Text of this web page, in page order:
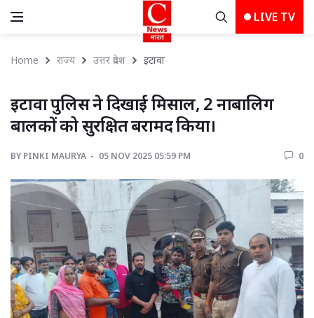
LIVE TV
Home राज्य उत्तर प्रदेश इटावा
इटावा पुलिस ने दिखाई मिसाल, 2 नाबालिग
बालकों को सुरक्षित बरामद किया।
BY PINKI MAURYA 05 NOV 2025 05:59 PM 0